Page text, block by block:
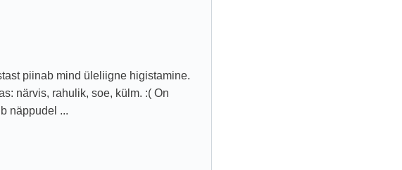
piinab mind üleliigne higistamine.
närvis, rahulik, soe, külm. :( On
näppudel ...